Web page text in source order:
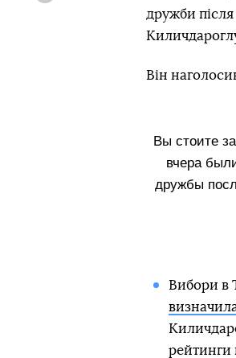
дружби
Він
Вы стоите
вчера
дружбы
Вибори в
рейтинги